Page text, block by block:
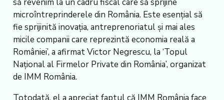
microîntreprinderele din România. Este esențial să
fie sprijinită inovația, antreprenoriatul și mai ales
micile companii care reprezintă economia reală a
României’, a afirmat Victor Negrescu, la ‘Topul
Național al Firmelor Private din România’, organizat
de IMM România.
Totodată, el a apreciat faptul că IMM România face